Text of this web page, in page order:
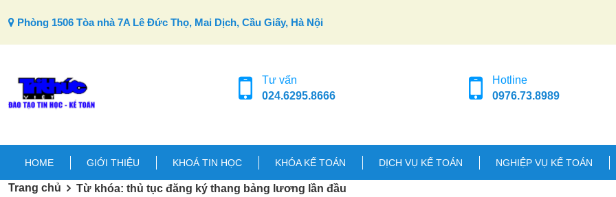
Phòng 1506 Tòa nhà 7A Lê Đức Thọ, Mai Dịch, Cầu Giấy, Hà Nội
Tư vấn
024.6295.8666
Hotline
0976.73.8989
HOME GIỚI THIỆU KHOÁ TIN HỌC KHÓA KẾ TOÁN DỊCH VỤ KẾ TOÁN NGHIỆP VỤ KẾ TOÁN
Trang chủ Từ khóa: thủ tục đăng ký thang bảng lương lần đầu